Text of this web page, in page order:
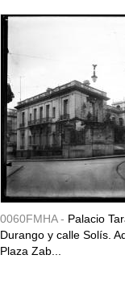
0060FMHA - Palacio
Durango y calle Solís.
Plaza Zab...